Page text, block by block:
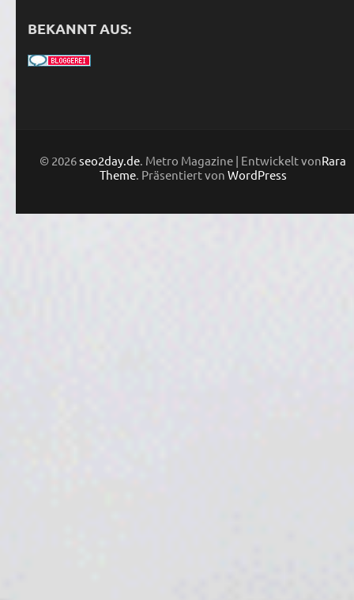
BEKANNT AUS:
© 2026seo2day.de. Metro Magazine | Entwickelt vonRara
Theme. Präsentiert von WordPress